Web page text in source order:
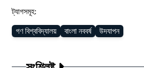
ট্যাগসমূহ:
গণ বিশ্ববিদ্যালয় বাংলা নববর্ষ উদযাপন